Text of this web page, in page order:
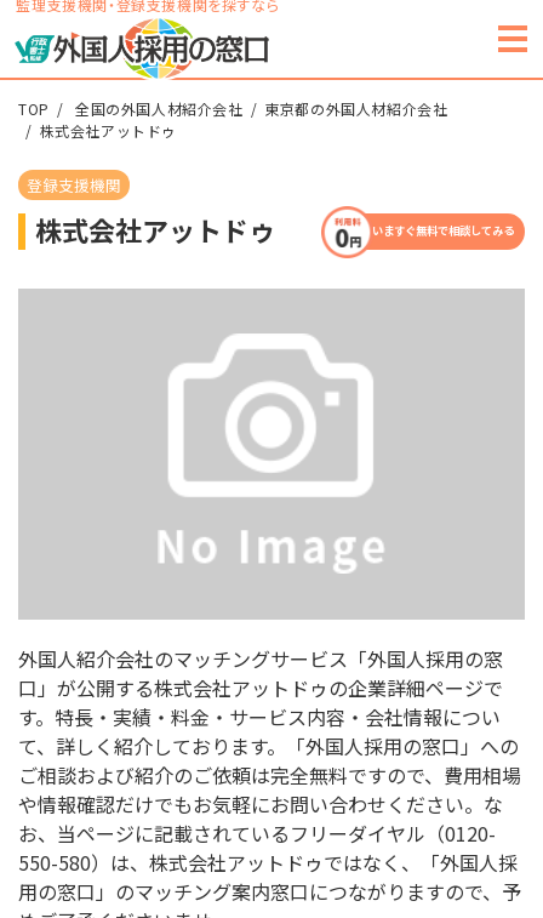
監理支援機関・登録支援機関を探すなら
TOP 全国の外国人材紹介会社
東京都の外国人材紹介会社
株式会社アットドゥ
登録支援機関
株式会社アットドゥ いますぐ無料で相談してみる
外国人紹介会社のマッチングサービス「外国人採用の窓
口」が公開する株式会社アットドゥの企業詳細ページで
す。特長・実績・料金・サービス内容・会社情報につい
て、詳しく紹介しております。「外国人採用の窓口」への
ご相談および紹介のご依頼は完全無料ですので、費用相場
や情報確認だけでもお気軽にお問い合わせください。な
お、当ページに記載されているフリーダイヤル（0120-
550-580）は、株式会社アットドゥではなく、「外国人採
用の窓口」のマッチング案内窓口につながりますので、予